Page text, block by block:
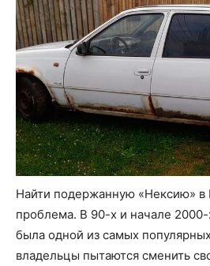
Найти подержанную «Нексию» в
проблема. В 90-х и начале
была одной из самых
владельцы пытаются сменить